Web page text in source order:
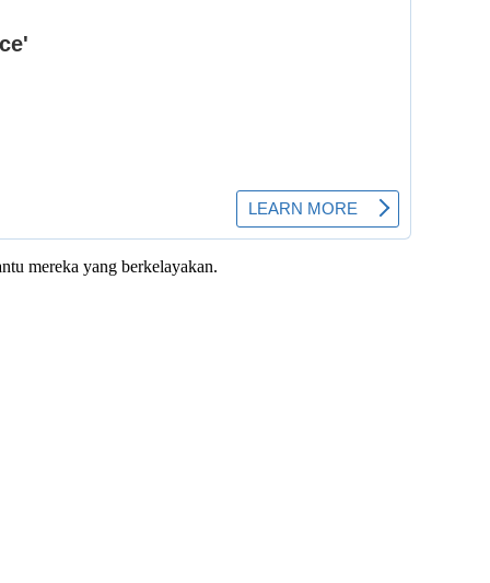
mereka yang berkelayakan.